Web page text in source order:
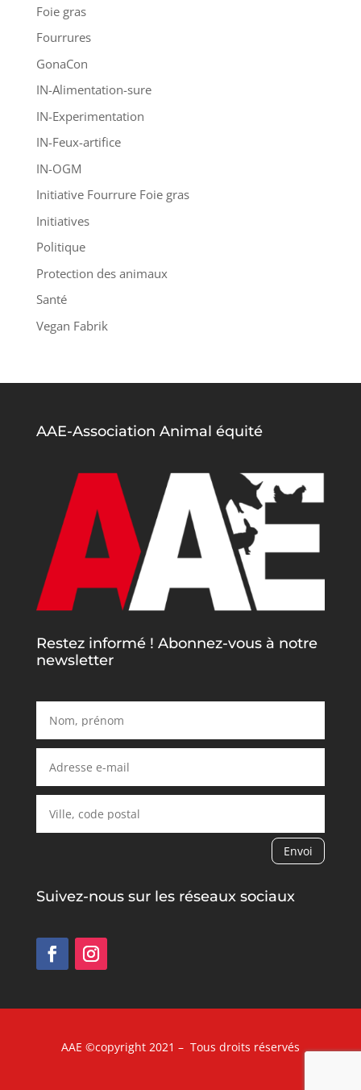
Foie gras
Fourrures
GonaCon
IN-Alimentation-sure
IN-Experimentation
IN-Feux-artifice
IN-OGM
Initiative Fourrure Foie gras
Initiatives
Politique
Protection des animaux
Santé
Vegan Fabrik
AAE-Association Animal équité
Restez informé ! Abonnez-vous à notre
newsletter
Envoi
Suivez-nous sur les réseaux sociaux
AAE ©copyright 2021 – Tous droits réservés